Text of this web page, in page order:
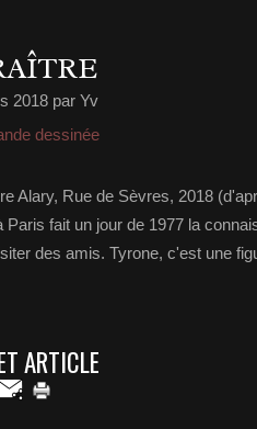
2018 par Yv
dessinée
Alary, Rue de Sèvres, 2018
Paris fait un jour de 1977 la
des amis. Tyrone, c'est une
ARTICLE